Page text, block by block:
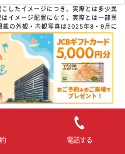
したイメージにつき、実際とは多少異
イメージ配置になり、実際とは一部異
の外観・内観写真は2025年8・9月に
れたもので、一部CG加工を施してお
例
電話する